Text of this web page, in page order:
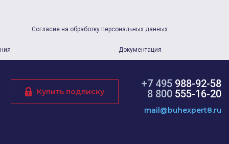
Согласие на обработку персональных данных
Документация
+7 495 988-92-58
8 800 555-16-20
mail@buhexpert8.ru
Купить подписку